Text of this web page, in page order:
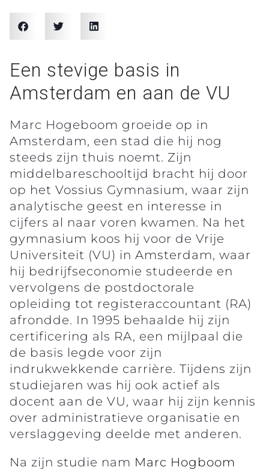
Een stevige basis in
Amsterdam en aan de VU
Marc Hogeboom groeide op in
Amsterdam, een stad die hij nog
steeds zijn thuis noemt. Zijn
middelbareschooltijd bracht hij door
op het Vossius Gymnasium, waar zijn
analytische geest en interesse in
cijfers al naar voren kwamen. Na het
gymnasium koos hij voor de Vrije
Universiteit (VU) in Amsterdam, waar
hij bedrijfseconomie studeerde en
vervolgens de postdoctorale
opleiding tot registeraccountant (RA)
afrondde. In 1995 behaalde hij zijn
certificering als RA, een mijlpaal die
de basis legde voor zijn
indrukwekkende carrière. Tijdens zijn
studiejaren was hij ook actief als
docent aan de VU, waar hij zijn kennis
over administratieve organisatie en
verslaggeving deelde met anderen.
Na zijn studie nam Marc Hogboom